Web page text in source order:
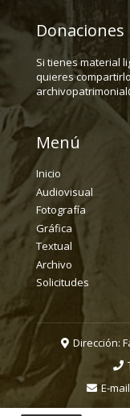
Donaciones
Si tienes material
quieres
Menú
Inicio
Audiovisual
Fotografía
Gráfica
Textual
Archivo
Solicitudes
Dirección:
E-